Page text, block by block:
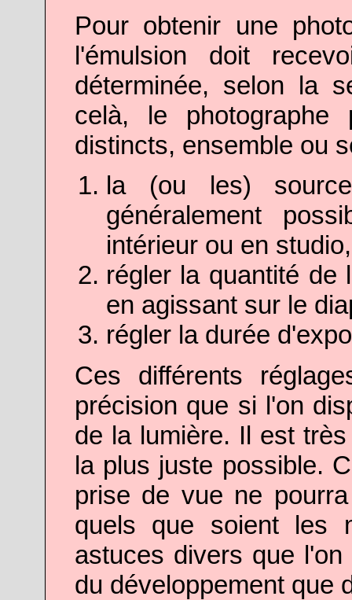
Pour obtenir une
l'émulsion doit
déterminée, selon la
celà, le
distincts, ensemble ou
la (ou les)
généralement
intérieur ou en studio,
régler la quantité de
en agissant sur le
régler la durée
Ces différents
précision que si l'on
de la lumière. Il est
la plus juste possible.
prise de vue ne
quels que soient les
astuces divers que
du développement que